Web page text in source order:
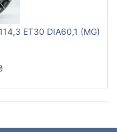
ET30 DIA60,1 (MG)